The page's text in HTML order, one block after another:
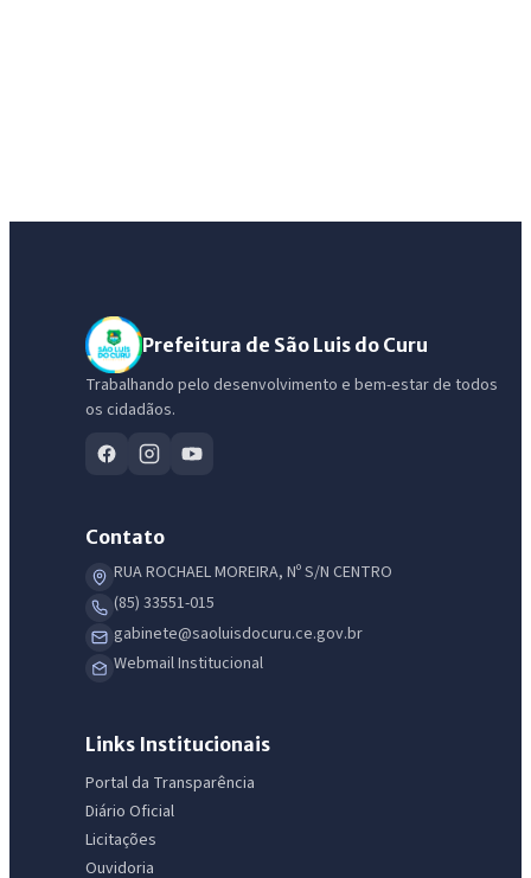
Prefeitura de São Luis do Curu
Trabalhando pelo desenvolvimento e bem-estar de todos
os cidadãos.
Contato
RUA ROCHAEL MOREIRA, Nº S/N CENTRO
(85) 33551-015
gabinete@saoluisdocuru.ce.gov.br
Webmail Institucional
Links Institucionais
Portal da Transparência
Diário Oficial
Licitações
Ouvidoria
IntGest AI
Assistente do Portal
Olá. Pergunte sobre serviços, notícias, legislação, Diário Oficial,
Licitações abertas